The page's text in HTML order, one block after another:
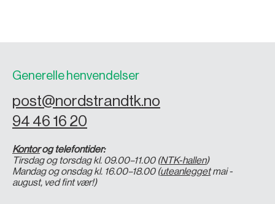
Generelle henvendelser
post@nordstrandtk.no
94 46 16 20
Kontorog telefontider:
Tirsdag og torsdag kl. 09.00–11.00 (NTK-hallen)
Mandag og onsdag kl. 16.00–18.00 (uteanleggetmai -
august, ved fint vær!)